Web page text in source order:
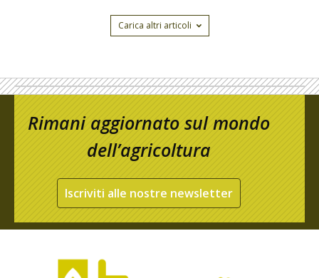
Carica altri articoli
Rimani aggiornato sul mondo
dell’agricoltura
Iscriviti alle nostre newsletter